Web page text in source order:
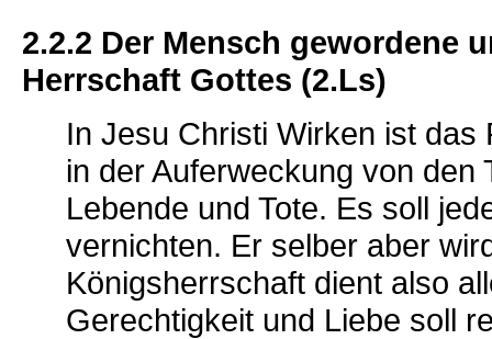
2.2.2 Der Mensch gewordene
Herrschaft Gottes (2.Ls)
In Jesu Christi Wirken ist
in der Auferweckung von
Lebende und Tote. Es soll
vernichten. Er selber aber
Königsherrschaft dient also
Gerechtigkeit und Liebe soll